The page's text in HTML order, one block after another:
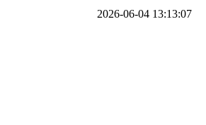
2026-06-04 13:13:07